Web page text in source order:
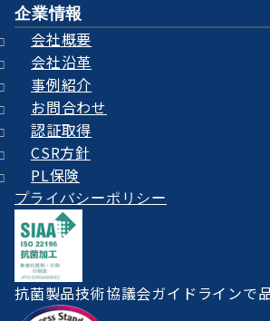
企業情報
会社概要
会社沿革
事例紹介
お問合わせ
認証取得
CSR方針
PL保険
プライバシーポリシー
抗菌製品技術協議会ガイドラインで